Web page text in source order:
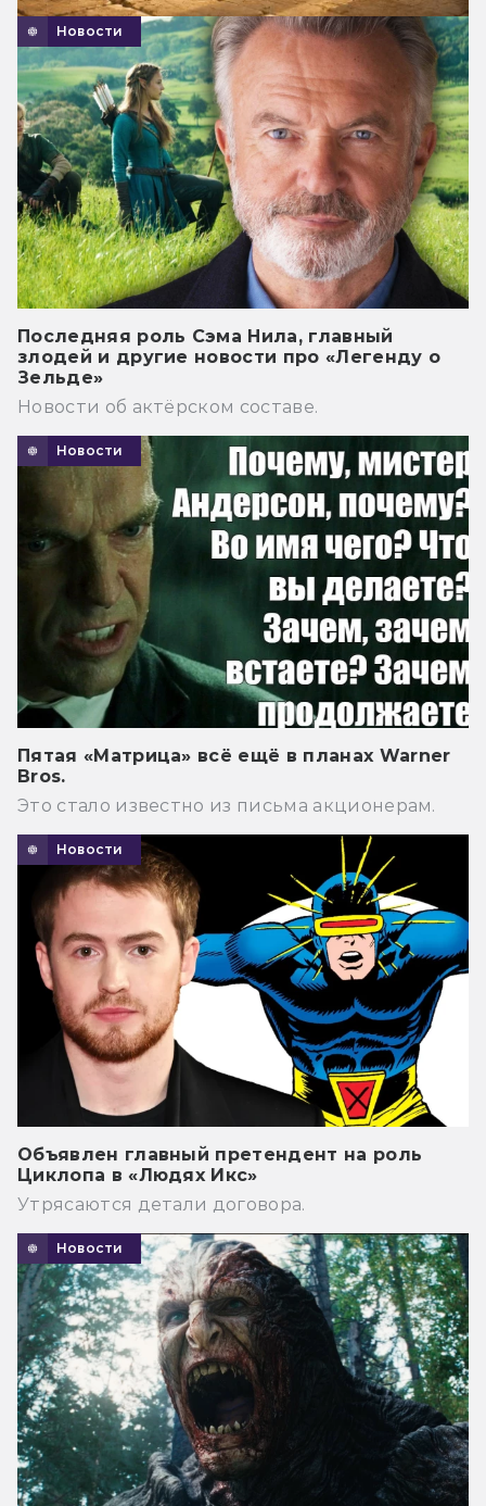
Новости
Последняя роль Сэма Нила, главный
злодей и другие новости про «Легенду о
Зельде»
Новости об актёрском составе.
Новости
Пятая «Матрица» всё ещё в планах Warner
Bros.
Это стало известно из письма акционерам.
Новости
Объявлен главный претендент на роль
Циклопа в «Людях Икс»
Утрясаются детали договора.
Новости